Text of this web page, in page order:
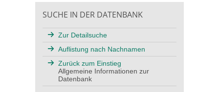
SUCHE IN DER DATENBANK
Zur Detailsuche
Auflistung nach Nachnamen
Zurück zum Einstieg
Allgemeine Informationen zur
Datenbank